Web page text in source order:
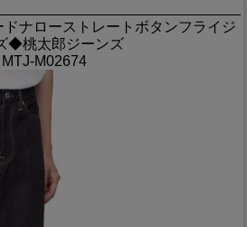
ナローストレートボタンフライジ
◆桃太郎ジーンズ
MTJ-M02674